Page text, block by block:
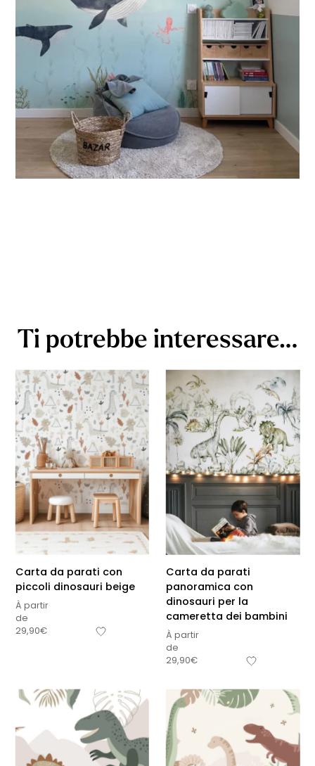
Ti potrebbe interessare…
Carta da parati con
piccoli dinosauri beige
À partir
de
29,90€
Carta da parati
panoramica con
dinosauri per la
cameretta dei bambini
À partir
de
29,90€